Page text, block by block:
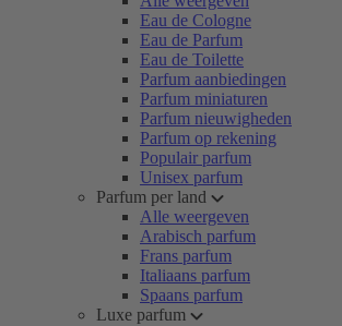
Eau de Cologne
Eau de Parfum
Eau de Toilette
Parfum aanbiedingen
Parfum miniaturen
Parfum nieuwigheden
Parfum op rekening
Populair parfum
Unisex parfum
Parfum per land
Alle weergeven
Arabisch parfum
Frans parfum
Italiaans parfum
Spaans parfum
Luxe parfum